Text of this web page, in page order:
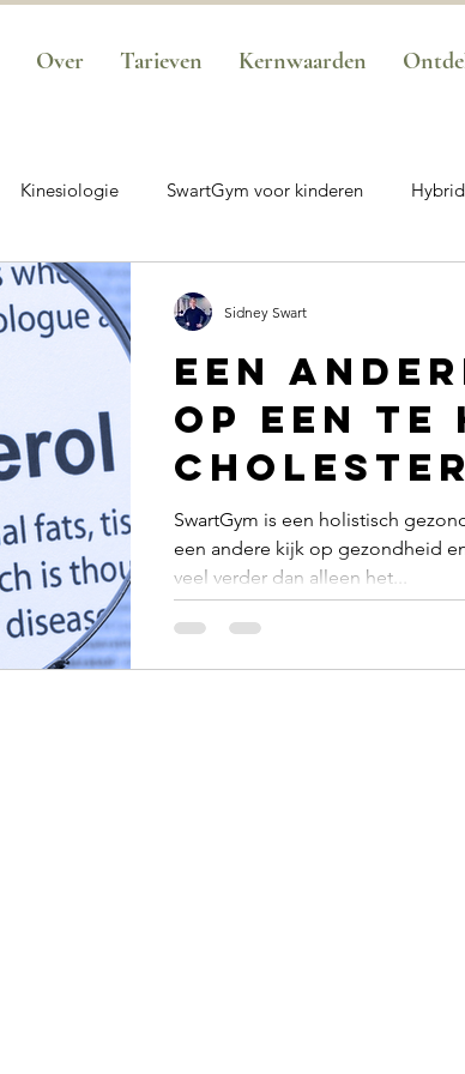
Over Tarieven Kernwaarden
Kinesiologie SwartGym voor kinderen
SwartGym voor sporters
Basis Traject - Transformatie SwartGym
Een
op een te
alte
SwartGym is een holistisch
een andere kijk op gezondheid
veel verder dan alleen het...
Sidney Swart